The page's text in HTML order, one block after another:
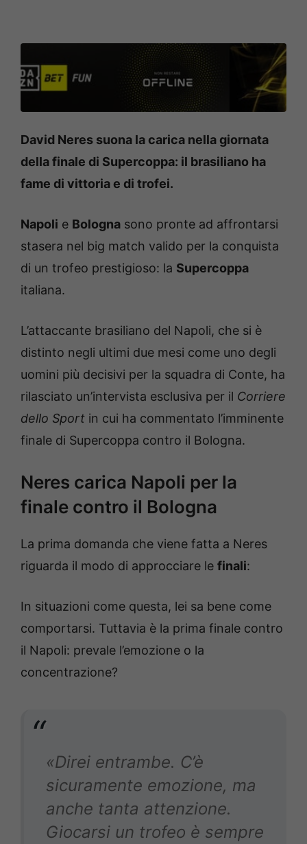
David Neres suona la carica nella giornata
della finale di Supercoppa: il brasiliano ha
fame di vittoria e di trofei.
Napoli e Bologna sono pronte ad affrontarsi
stasera nel big match valido per la conquista
di un trofeo prestigioso: la Supercoppa
italiana.
L’attaccante brasiliano del Napoli, che si è
distinto negli ultimi due mesi come uno degli
uomini più decisivi per la squadra di Conte, ha
rilasciato un’intervista esclusiva per il Corriere
dello Sport in cui ha commentato l’imminente
finale di Supercoppa contro il Bologna.
Neres carica Napoli per la
finale contro il Bologna
La prima domanda che viene fatta a Neres
riguarda il modo di approcciare le finali:
In situazioni come questa, lei sa bene come
comportarsi. Tuttavia è la prima finale contro
il Napoli: prevale l’emozione o la
concentrazione?
«Direi entrambe. C’è
sicuramente emozione, ma
anche tanta attenzione.
Giocarsi un trofeo è sempre